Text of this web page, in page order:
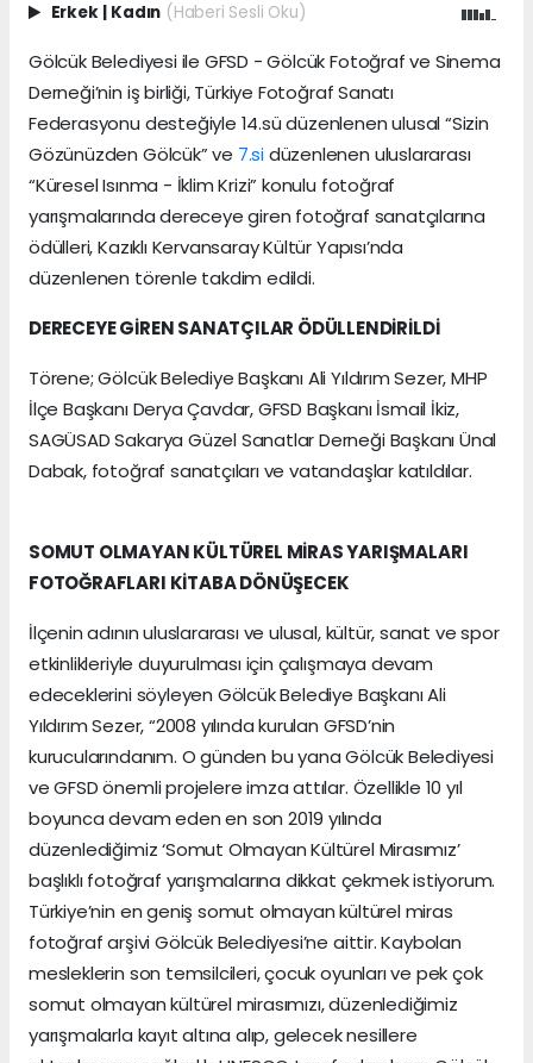
Erkek | Kadın (Haberi Sesli Oku)
Gölcük Belediyesi ile GFSD - Gölcük Fotoğraf ve Sinema
Derneği’nin iş birliği, Türkiye Fotoğraf Sanatı
Federasyonu desteğiyle 14.sü düzenlenen ulusal “Sizin
Gözünüzden Gölcük” ve 7.sidüzenlenen uluslararası
“Küresel Isınma - İklim Krizi” konulu fotoğraf
yarışmalarında dereceye giren fotoğraf sanatçılarına
ödülleri, Kazıklı Kervansaray Kültür Yapısı’nda
düzenlenen törenle takdim edildi.
DERECEYE GİREN SANATÇILAR ÖDÜLLENDİRİLDİ
Törene; Gölcük Belediye Başkanı Ali Yıldırım Sezer, MHP
İlçe Başkanı Derya Çavdar, GFSD Başkanı İsmail İkiz,
SAGÜSAD Sakarya Güzel Sanatlar Derneği Başkanı Ünal
Dabak, fotoğraf sanatçıları ve vatandaşlar katıldılar.
SOMUT OLMAYAN KÜLTÜREL MİRAS YARIŞMALARI
FOTOĞRAFLARI KİTABA DÖNÜŞECEK
İlçenin adının uluslararası ve ulusal, kültür, sanat ve spor
etkinlikleriyle duyurulması için çalışmaya devam
edeceklerini söyleyen Gölcük Belediye Başkanı Ali
Yıldırım Sezer, “2008 yılında kurulan GFSD’nin
kurucularındanım. O günden bu yana Gölcük Belediyesi
ve GFSD önemli projelere imza attılar. Özellikle 10 yıl
boyunca devam eden en son 2019 yılında
düzenlediğimiz ‘Somut Olmayan Kültürel Mirasımız’
başlıklı fotoğraf yarışmalarına dikkat çekmek istiyorum.
Türkiye’nin en geniş somut olmayan kültürel miras
fotoğraf arşivi Gölcük Belediyesi’ne aittir. Kaybolan
mesleklerin son temsilcileri, çocuk oyunları ve pek çok
somut olmayan kültürel mirasımızı, düzenlediğimiz
yarışmalarla kayıt altına alıp, gelecek nesillere